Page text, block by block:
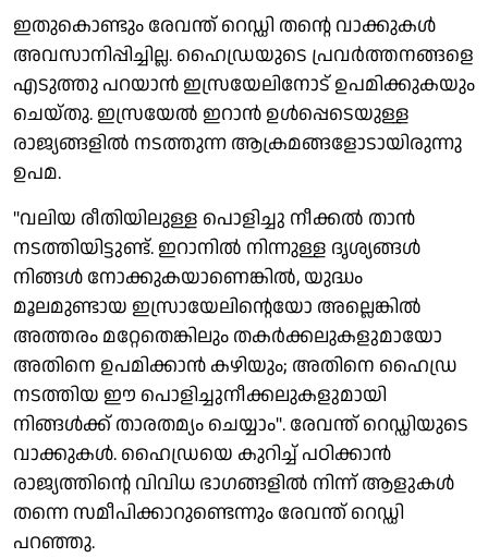
ഇതുകൊണ്ടും രേവന്ത് റെഡ്ഡി തന്റെ വാക്കുകള്‍
അവസാനിപ്പിച്ചില്ല. ഹൈഡ്രയുടെ പ്രവര്‍ത്തനങ്ങളെ
എടുത്തു പറയാന്‍ ഇസ്രയേലിനോട് ഉപമിക്കുകയും
ചെയ്തു. ഇസ്രയേല്‍ ഇറാന്‍ ഉള്‍പ്പെടെയുള്ള
രാജ്യങ്ങളില്‍ നടത്തുന്ന ആക്രമങ്ങളോടായിരുന്നു
ഉപമ.
"വലിയ രീതിയിലുള്ള പൊളിച്ചു നീക്കല്‍ താന്‍
നടത്തിയിട്ടുണ്ട്. ഇറാനില്‍ നിന്നുള്ള ദൃശ്യങ്ങള്‍
നിങ്ങള്‍ നോക്കുകയാണെങ്കില്‍, യുദ്ധം
മൂലമുണ്ടായ ഇസ്രായേലിന്റെയോ അല്ലെങ്കില്‍
അത്തരം മറ്റേതെങ്കിലും തകര്‍ക്കലുകളുമായോ
അതിനെ ഉപമിക്കാന്‍ കഴിയും; അതിനെ ഹൈഡ്ര
നടത്തിയ ഈ പൊളിച്ചുനീക്കലുകളുമായി
നിങ്ങള്‍ക്ക് താരതമ്യം ചെയ്യാം''. രേവന്ത് റെഡ്ഡിയുടെ
വാക്കുകള്‍. ഹൈഡ്രയെ കുറിച്ച് പഠിക്കാന്‍
രാജ്യത്തിന്റെ വിവിധ ഭാഗങ്ങളില്‍ നിന്ന് ആളുകള്‍
തന്നെ സമീപിക്കാറുണ്ടെന്നും രേവന്ത് റെഡ്ഡി
പറഞ്ഞു.